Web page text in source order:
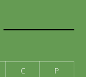
C
P